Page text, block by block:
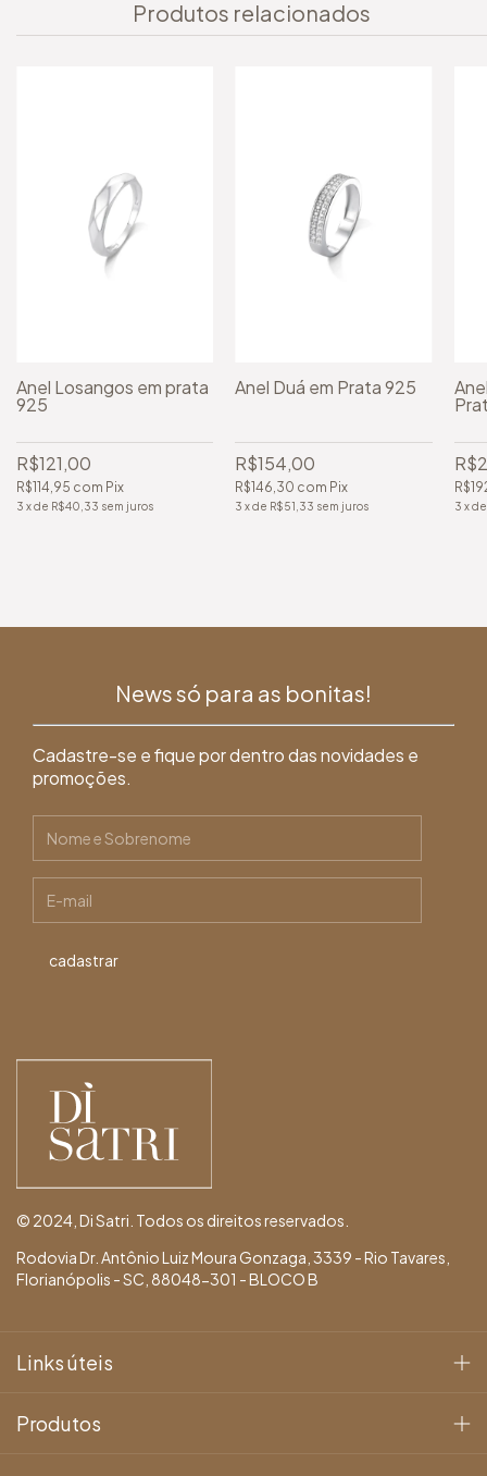
Produtos relacionados
Anel Losangos em prata
925
R$121,00
R$114,95 com Pix
3 xde R$40,33 sem juros
Anel Duá em Prata 925
R$154,00
R$146,30 com Pix
3 xde R$51,33 sem juros 3 x
News só para as bonitas!
Cadastre-se e fique por dentro das novidades e
promoções.
© 2024, Di Satri. Todos os direitos reservados.
Rodovia Dr. Antônio Luiz Moura Gonzaga, 3339 - Rio Tavares,
Florianópolis - SC, 88048-301 - BLOCO B
Links úteis
Produtos